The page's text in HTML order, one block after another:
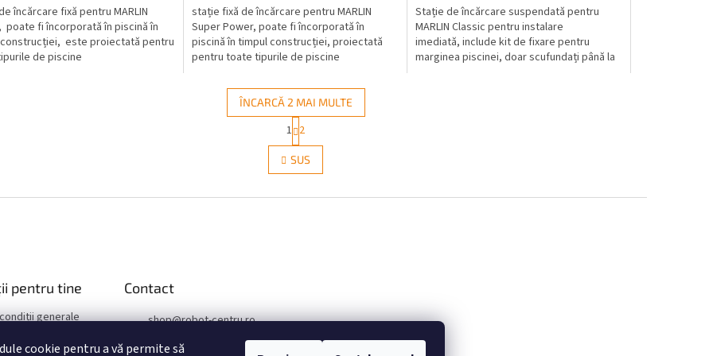
cookie pentru a vă permite să
încărcare fixă pentru MARLIN
poate fi încorporată în piscină în
este proiectată pentru
de piscine
stație fixă de încărcare pentru MARLIN
Super Power, poate fi încorporată în
piscină în timpul construcției, proiectată
pentru toate tipurile de piscine
Stație de încărcare suspendată pentru
MARLIN Classic pentru instalare
imediată, include kit de fixare pentru
marginea piscinei, doar scufundați până la
C
o
n
r
t
ÎNCARCĂ 2 MAI MULTE
P
a
g
i
n
1 2
SUS
pentru tine
generale
Contact
shop@robot-centru.ro
+421 949 25 46 88